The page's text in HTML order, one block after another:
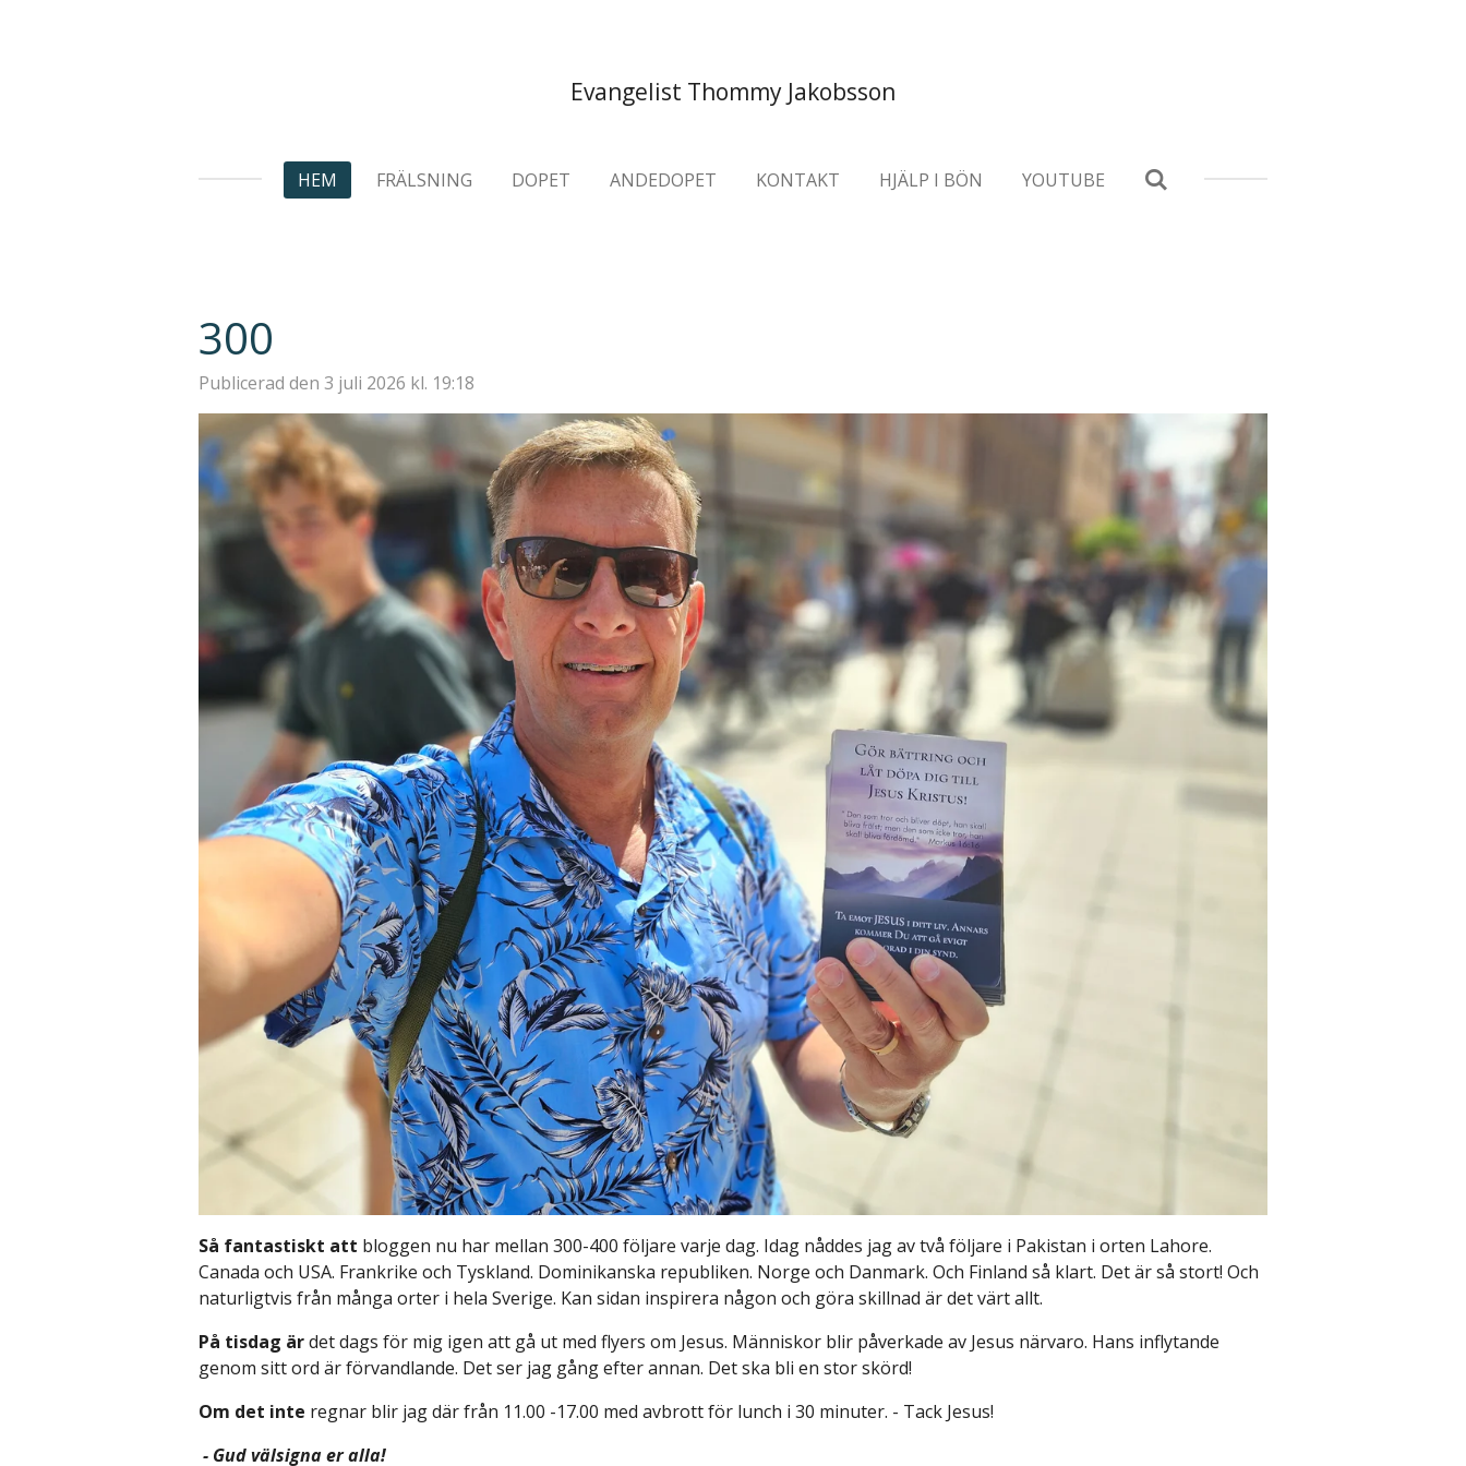
Evangelist Thommy Jakobsson
HEM FRÄLSNING DOPET ANDEDOPET KONTAKT HJÄLP I BÖN YOUTUBE
300
Publicerad den 3 juli 2026 kl. 19:18
Så fantastiskt att bloggen nu har mellan 300-400 följare varje dag. Idag nåddes jag av två följare i Pakistan i orten Lahore.
Canada och USA. Frankrike och Tyskland. Dominikanska republiken. Norge och Danmark. Och Finland så klart. Det är så stort! Och
naturligtvis från många orter i hela Sverige. Kan sidan inspirera någon och göra skillnad är det värt allt.
På tisdag ärdet dags för mig igen att gå ut med flyers om Jesus. Människor blir påverkade av Jesus närvaro. Hans inflytande
genom sitt ord är förvandlande. Det ser jag gång efter annan. Det ska bli en stor skörd!
Om det inte regnar blir jag där från 11.00 -17.00 med avbrott för lunch i 30 minuter. - Tack Jesus!
- Gud välsigna er alla!